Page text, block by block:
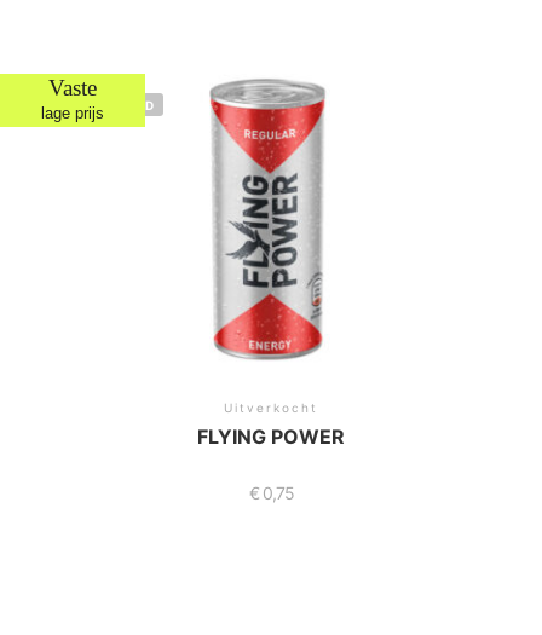
Vaste
lage prijs
NIET OP VOORRAAD
Uitverkocht
FLYING POWER
€0,75